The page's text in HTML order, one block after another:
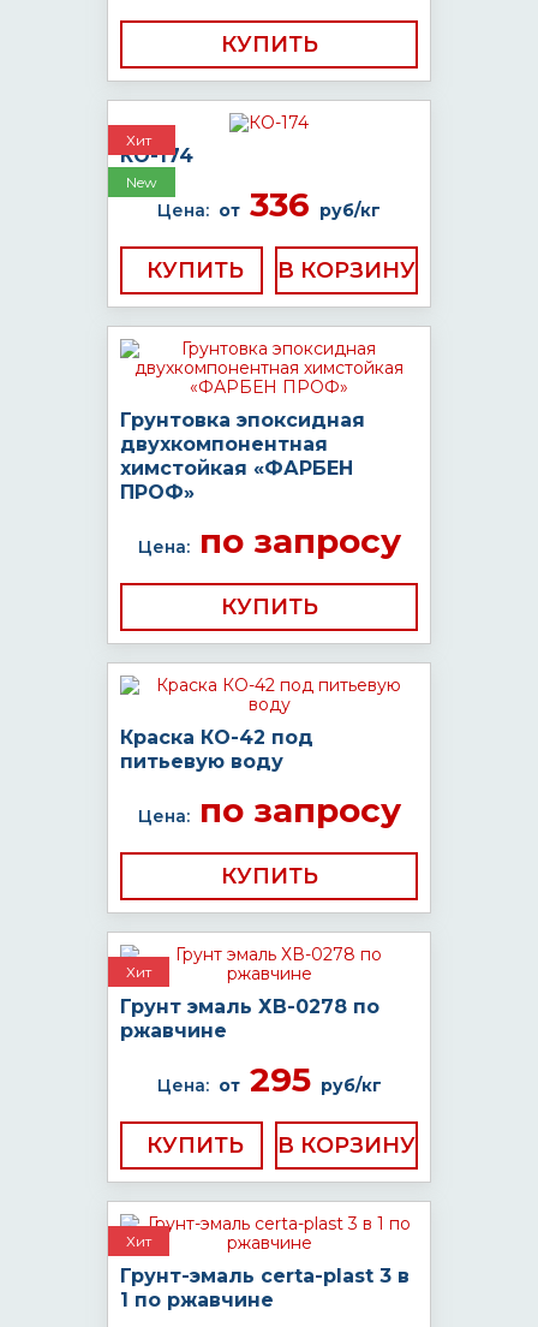
КУПИТЬ
Хит
New
КО-174
Цена: от 336 руб/кг
КУПИТЬ
Грунтовка эпоксидная
двухкомпонентная
химстойкая «ФАРБЕН
ПРОФ»
Цена:по запросу
КУПИТЬ
Краска КО-42 под
питьевую воду
Цена:по запросу
КУПИТЬ
Хит
Грунт эмаль ХВ-0278 по
ржавчине
Цена: от295 руб/кг
КУПИТЬ
Хит
Грунт-эмаль certa-plast 3 в
1 по ржавчине